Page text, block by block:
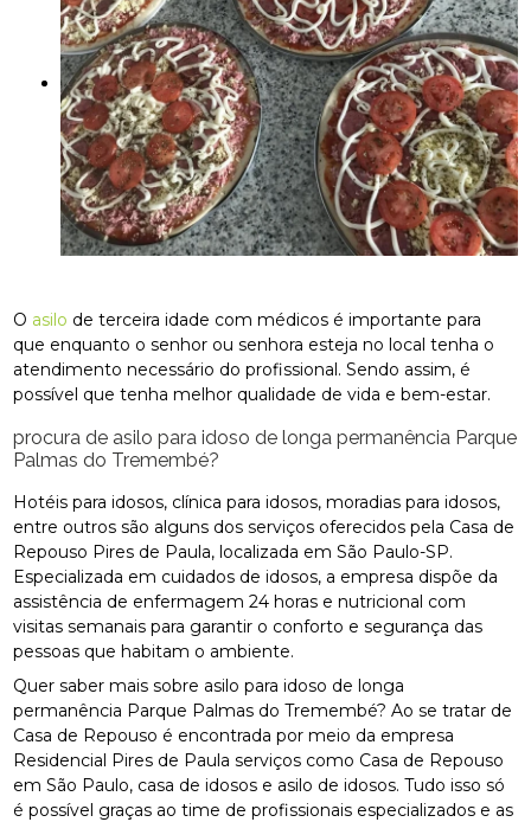
O asilo de terceira idade com médicos é importante para
que enquanto o senhor ou senhora esteja no local tenha o
atendimento necessário do profissional. Sendo assim, é
possível que tenha melhor qualidade de vida e bem-estar.
procura de asilo para idoso de longa permanência Parque
Palmas do Tremembé?
Hotéis para idosos, clínica para idosos, moradias para idosos,
entre outros são alguns dos serviços oferecidos pela Casa de
Repouso Pires de Paula, localizada em São Paulo-SP.
Especializada em cuidados de idosos, a empresa dispõe da
assistência de enfermagem 24 horas e nutricional com
visitas semanais para garantir o conforto e segurança das
pessoas que habitam o ambiente.
Quer saber mais sobre asilo para idoso de longa
permanência Parque Palmas do Tremembé? Ao se tratar de
Casa de Repouso é encontrada por meio da empresa
Residencial Pires de Paula serviços como Casa de Repouso
em São Paulo, casa de idosos e asilo de idosos. Tudo isso só
é possível graças ao time de profissionais especializados e as